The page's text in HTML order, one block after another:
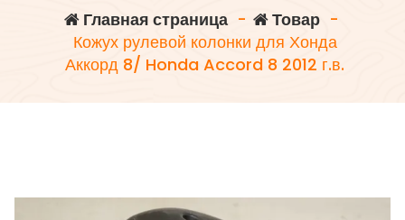
Главная страница- Товар-
Кожух рулевой колонки для Хонда
Аккорд 8/ Honda Accord 8 2012 г.в.